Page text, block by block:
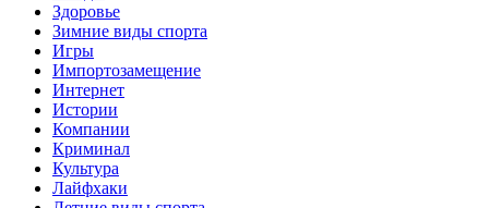
Здоровье
Зимние виды спорта
Игры
Импортозамещение
Интернет
Истории
Компании
Криминал
Культура
Лайфхаки